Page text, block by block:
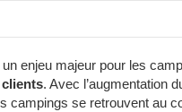
enjeu majeur pour les
clients. Avec l’augmentation
campings se retrouvent au